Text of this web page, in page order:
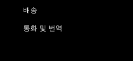
배송
통화 및 번역